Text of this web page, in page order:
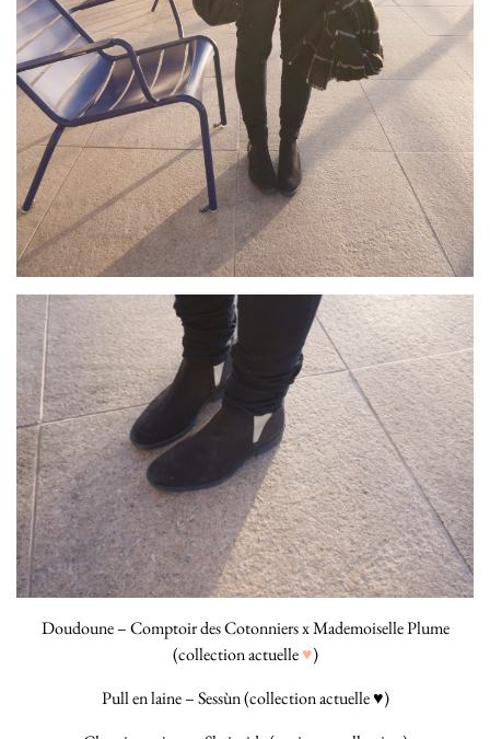
Doudoune – Comptoir des Cotonniers x Mademoiselle Plume
(collection actuelle♥)
Pull en laine – Sessùn (collection actuelle ♥)